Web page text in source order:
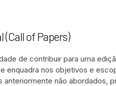
(Call of Papers)
de contribuir para uma
enquadra nos objetivos e
não abordados,